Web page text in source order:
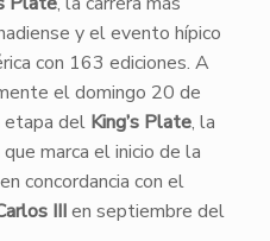
y el evento hípico
con 163 ediciones. A
el domingo 20 de
etapa del King’s Plate, la
marca el inicio de la
concordancia con el
IIIen septiembre del